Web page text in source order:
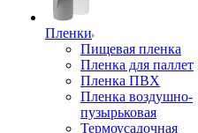
Пленки
Пищевая пленка
Пленка для паллет
Пленка ПВХ
Пленка воздушно-
пузырьковая
Термоусадочная